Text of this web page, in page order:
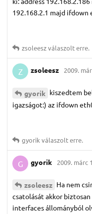
192.168.2.1 majd
zsoleeszválaszolt erre.
Z zsoleesz 2009.
gyorik kiszedtem
igazságot:) az ifdown
gyorik válaszolt erre.
G gyorik 2009. márc
zsoleesz Ha nem
csatolását akkor
interfaces állományból